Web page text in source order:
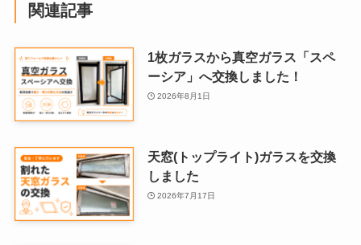
関連記事
1枚ガラスから真空ガラス「スペ
ーシア」へ交換しました！
2026年8月1日
天窓(トップライト)ガラスを交換
しました
2026年7月17日